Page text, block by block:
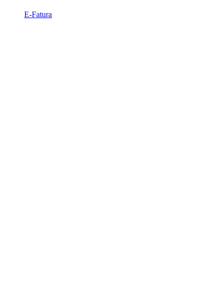
E-Fatura